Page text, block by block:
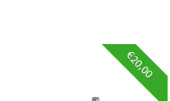
€20,00